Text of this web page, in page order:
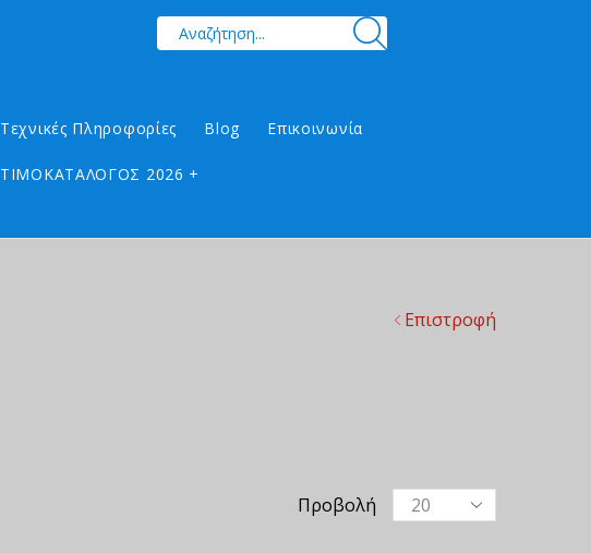
Τεχνικές Πληροφορίες Blog Επικοινωνία
ΤΙΜΟΚΑΤΑΛΟΓΟΣ 2026 +
Επιστροφή
Προβολή